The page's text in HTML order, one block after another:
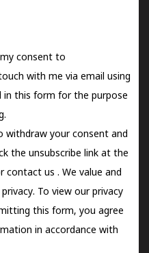
consent to
with me via email using
this form for the purpose
withdraw your consent and
the unsubscribe link at the
contact us . We value and
To view our privacy
this form, you agree
in accordance with